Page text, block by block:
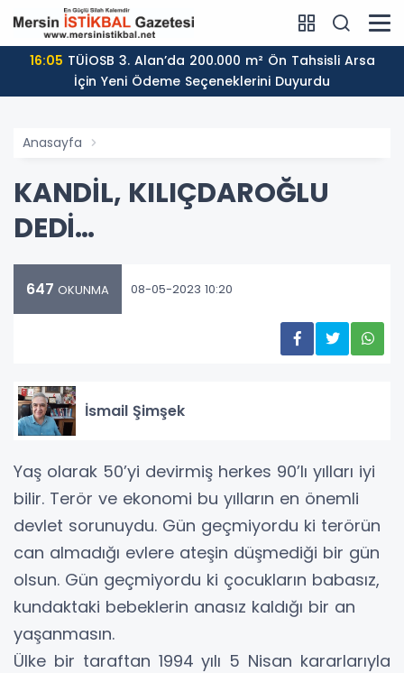
16:05
İçin Yeni Ödeme Seçeneklerini Duyurdu
Anasayfa
KANDİL, KILIÇDAROĞLU
DEDİ…
647 OKUNMA 08-05-2023 10:20
İsmail Şimşek
Yaş olarak 50’yi devirmiş herkes 90’lı yılları iyi
bilir. Terör ve ekonomi bu yılların en önemli
devlet sorunuydu. Gün geçmiyordu ki terörün
can almadığı evlere ateşin düşmediği bir gün
olsun. Gün geçmiyordu ki çocukların babasız,
kundaktaki bebeklerin anasız kaldığı bir an
yaşanmasın.
Ülke bir taraftan 1994 yılı 5 Nisan kararlarıyla